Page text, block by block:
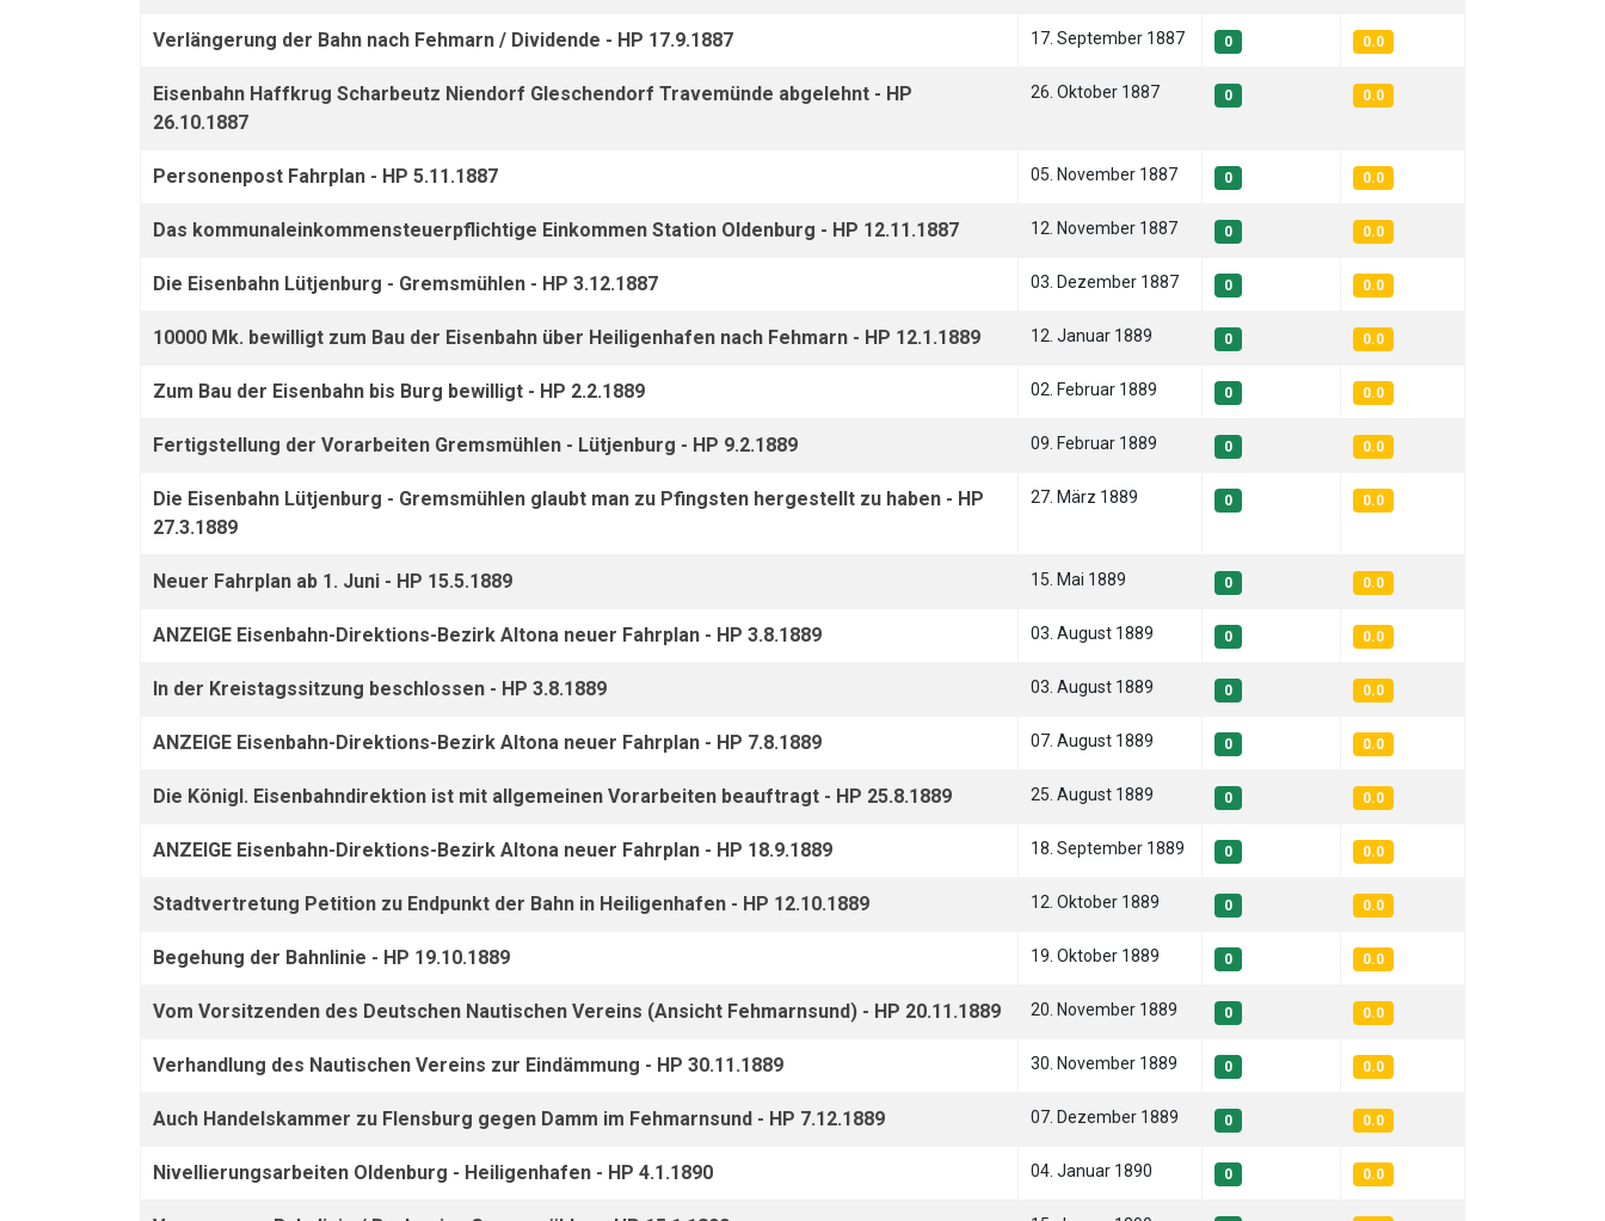
Verlängerung der Bahn nach Fehmarn / Dividende - HP 17.9.1887 17. September 1887 0 0.0
Eisenbahn Haffkrug Scharbeutz Niendorf Gleschendorf Travemünde abgelehnt - HP
26.10.1887
26. Oktober 1887 0 0.0
Personenpost Fahrplan - HP 5.11.1887 05. November 1887 0 0.0
Das kommunaleinkommensteuerpflichtige Einkommen Station Oldenburg - HP 12.11.1887 12. November 1887 0 0.0
Die Eisenbahn Lütjenburg - Gremsmühlen - HP 3.12.1887 03. Dezember 1887 0 0.0
10000 Mk. bewilligt zum Bau der Eisenbahn über Heiligenhafen nach Fehmarn - HP 12.1.1889 12. Januar 1889 0 0.0
Zum Bau der Eisenbahn bis Burg bewilligt - HP 2.2.1889 02. Februar 1889 0 0.0
Fertigstellung der Vorarbeiten Gremsmühlen - Lütjenburg - HP 9.2.1889 09. Februar 1889 0 0.0
Die Eisenbahn Lütjenburg - Gremsmühlen glaubt man zu Pfingsten hergestellt zu haben - HP
27.3.1889
27. März 1889 0 0.0
Neuer Fahrplan ab 1. Juni - HP 15.5.1889 15. Mai 1889 0 0.0
ANZEIGE Eisenbahn-Direktions-Bezirk Altona neuer Fahrplan - HP 3.8.1889 03. August 1889 0 0.0
In der Kreistagssitzung beschlossen - HP 3.8.1889 03. August 1889 0 0.0
ANZEIGE Eisenbahn-Direktions-Bezirk Altona neuer Fahrplan - HP 7.8.1889 07. August 1889 0 0.0
Die Königl. Eisenbahndirektion ist mit allgemeinen Vorarbeiten beauftragt - HP 25.8.1889 25. August 1889 0 0.0
ANZEIGE Eisenbahn-Direktions-Bezirk Altona neuer Fahrplan - HP 18.9.1889 18. September 1889 0 0.0
Stadtvertretung Petition zu Endpunkt der Bahn in Heiligenhafen - HP 12.10.1889 12. Oktober 1889 0 0.0
Begehung der Bahnlinie - HP 19.10.1889 19. Oktober 1889 0 0.0
Vom Vorsitzenden des Deutschen Nautischen Vereins (Ansicht Fehmarnsund) - HP 20.11.1889 20. November 1889 0 0.0
Verhandlung des Nautischen Vereins zur Eindämmung - HP 30.11.1889 30. November 1889 0 0.0
Auch Handelskammer zu Flensburg gegen Damm im Fehmarnsund - HP 7.12.1889 07. Dezember 1889 0 0.0
Nivellierungsarbeiten Oldenburg - Heiligenhafen - HP 4.1.1890 04. Januar 1890 0 0.0